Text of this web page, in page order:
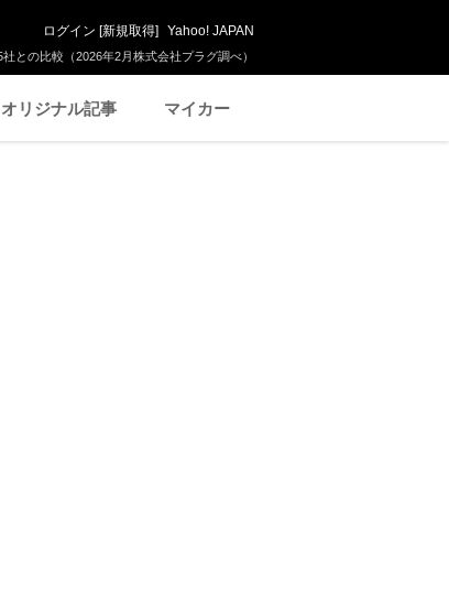
との比較（2026年2月株式会社プラグ調べ）
ログイン [新規取得] Yahoo! JAPAN
オリジナル記事 マイカー